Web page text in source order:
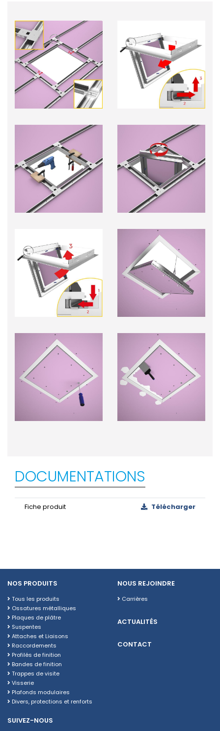
DOCUMENTATIONS
Fiche produit Télécharger
NOS PRODUITS
Tous les produits
Ossatures métalliques
Plaques de plâtre
Suspentes
Attaches et Liaisons
Raccordements
Profilés de finition
Bandes de finition
Trappes de visite
Visserie
Plafonds modulaires
Divers, protections et renforts
NOUS REJOINDRE
Carrières
ACTUALITÉS
CONTACT
SUIVEZ-NOUS